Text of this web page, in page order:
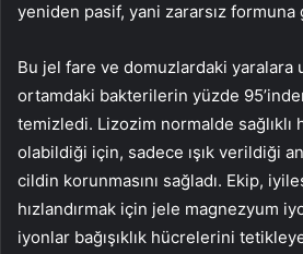
yeniden pasif, yani zararsız formuna
Bu jel fare ve domuzlardaki yaralara
ortamdaki bakterilerin yüzde
temizledi. Lizozim normalde sağlıklı
olabildiği için, sadece ışık verildiği
cildin korunmasını sağladı. Ekip,
hızlandırmak için jele magnezyum
iyonlar bağışıklık hücrelerini